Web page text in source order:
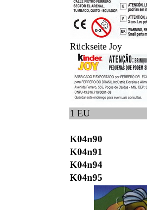
Rückseite Joy
1 EU
K04n90
K04n91
K04n94
K04n95